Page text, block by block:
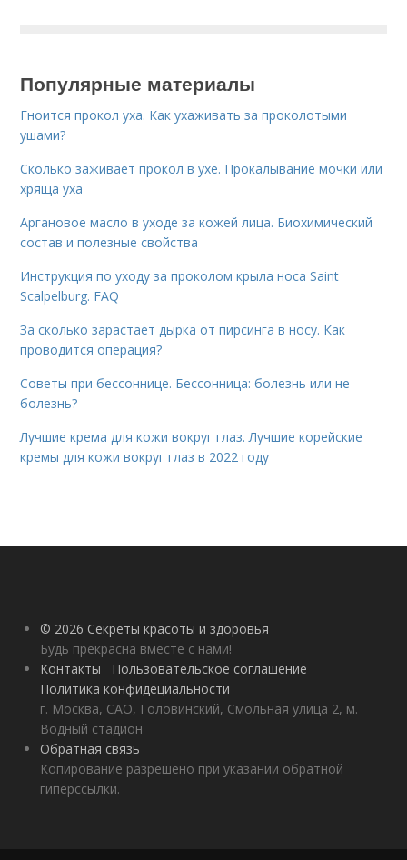
Популярные материалы
Гноится прокол уха. Как ухаживать за проколотыми
ушами?
Сколько заживает прокол в ухе. Прокалывание мочки или
хряща уха
Аргановое масло в уходе за кожей лица. Биохимический
состав и полезные свойства
Инструкция по уходу за проколом крыла носа Saint
Scalpelburg. FAQ
За сколько зарастает дырка от пирсинга в носу. Как
проводится операция?
Советы при бессоннице. Бессонница: болезнь или не
болезнь?
Лучшие крема для кожи вокруг глаз. Лучшие корейские
кремы для кожи вокруг глаз в 2022 году
© 2026 Секреты красоты и здоровья
Будь прекрасна вместе с нами!
Контакты
Пользовательское соглашение
Политика конфидециальности
г. Москва, САО, Головинский, Смольная улица 2, м.
Водный стадион
Обратная связь
Копирование разрешено при указании обратной
гиперссылки.